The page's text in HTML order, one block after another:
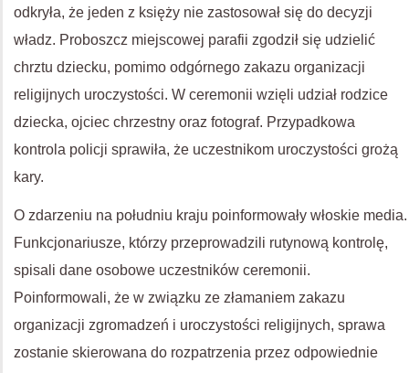
odkryła, że jeden z księży nie zastosował się do decyzji
władz. Proboszcz miejscowej parafii zgodził się udzielić
chrztu dziecku, pomimo odgórnego zakazu organizacji
religijnych uroczystości. W ceremonii wzięli udział rodzice
dziecka, ojciec chrzestny oraz fotograf. Przypadkowa
kontrola policji sprawiła, że uczestnikom uroczystości grożą
kary.
O zdarzeniu na południu kraju poinformowały włoskie media.
Funkcjonariusze, którzy przeprowadzili rutynową kontrolę,
spisali dane osobowe uczestników ceremonii.
Poinformowali, że w związku ze złamaniem zakazu
organizacji zgromadzeń i uroczystości religijnych, sprawa
zostanie skierowana do rozpatrzenia przez odpowiednie